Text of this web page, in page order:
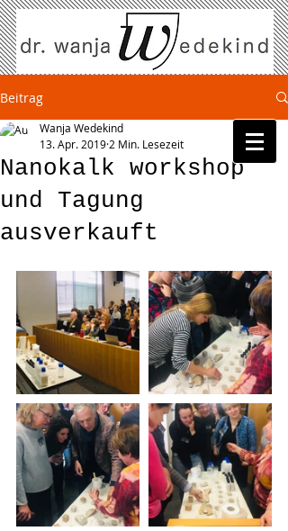
Beitrag
Nanokalk workshop
und Tagung
ausverkauft
Wanja Wedekind
13. Apr. 2019 2 Min. Lesezeit